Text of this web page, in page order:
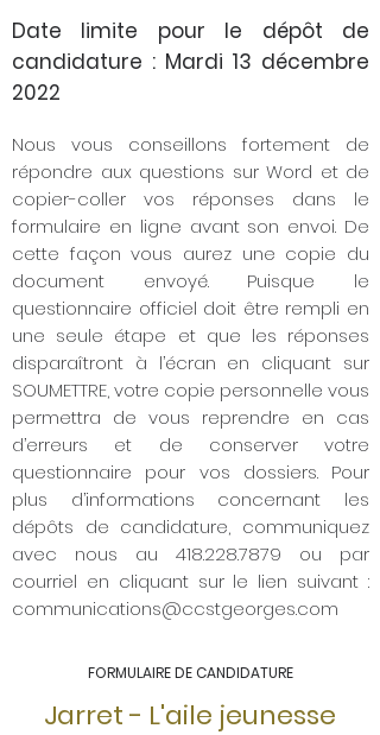
Date limite pour le dépôt de
candidature : Mardi 13 décembre
2022
Nous vous conseillons fortement de
répondre aux questions sur Word et de
copier-coller vos réponses dans le
formulaire en ligne avant son envoi. De
cette façon vous aurez une copie du
document envoyé. Puisque le
questionnaire officiel doit être rempli en
une seule étape et que les réponses
disparaîtront à l’écran en cliquant sur
SOUMETTRE, votre copie personnelle vous
permettra de vous reprendre en cas
d’erreurs et de conserver votre
questionnaire pour vos dossiers. Pour
plus d’informations concernant les
dépôts de candidature, communiquez
avec nous au 418.228.7879 ou par
courriel en cliquant sur le lien suivant :
communications@ccstgeorges.com
FORMULAIRE DE CANDIDATURE
Jarret - L'aile jeunesse